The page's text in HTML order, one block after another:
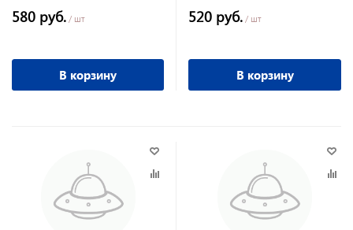
580 руб. / шт
В корзину
520 руб. / шт
В корзину